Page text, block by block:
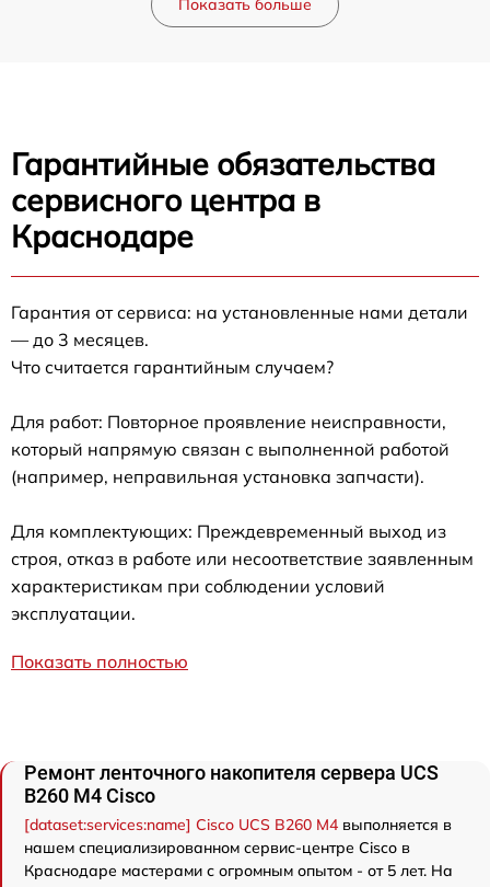
Гарантийные обязательства
сервисного центра в
Краснодаре
Гарантия от сервиса: на установленные нами детали
— до 3 месяцев.
Что считается гарантийным случаем?
Для работ: Повторное проявление неисправности,
который напрямую связан с выполненной работой
(например, неправильная установка запчасти).
Для комплектующих: Преждевременный выход из
строя, отказ в работе или несоответствие заявленным
характеристикам при соблюдении условий
эксплуатации.
Показать полностью
Ремонт ленточного накопителя сервера UCS
B260 M4 Cisco
[dataset:services:name] Cisco UCS B260 M4 выполняется в
нашем специализированном сервис-центре Cisco в
Краснодаре мастерами с огромным опытом - от 5 лет. На